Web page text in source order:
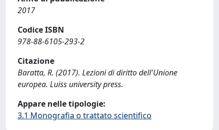
2017
Codice ISBN
978-88-6105-293-2
Citazione
Baratta, R. (2017). Lezioni di diritto dell'Unione
europea. Luiss university press.
Appare nelle tipologie:
3.1 Monografia o trattato scientifico